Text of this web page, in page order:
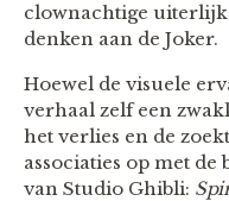
clownachtige
denken aan de Joker.
Hoewel de visuele
verhaal zelf een
het verlies en de
associaties op met de
van Studio Ghibli: